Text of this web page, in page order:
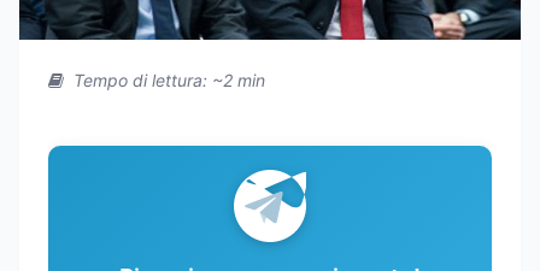
Tempo di lettura: ~2 min